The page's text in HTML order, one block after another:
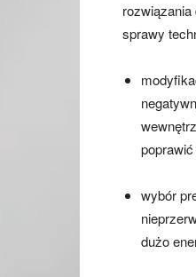
sprawy
wybór
dużo